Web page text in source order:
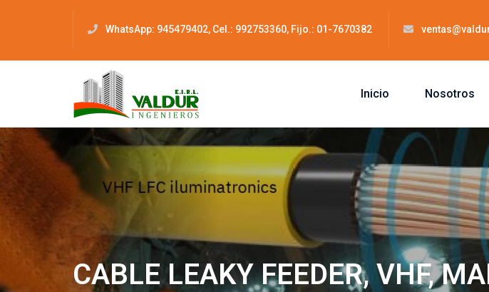
WhatsApp: 945479402, Cel.: 992753360, Fijo.: 01-7670382
Inicio Nosotros
CABLE LEAKY FEEDER, VHF,